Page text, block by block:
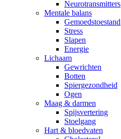
Neurotransmitters
Mentale balans
Gemoedstoestand
Stress
Slapen
Energie
Lichaam
Gewrichten
Botten
Spiergezondheid
Ogen
Maag & darmen
Spijsvertering
Stoelgang
Hart & bloedvaten